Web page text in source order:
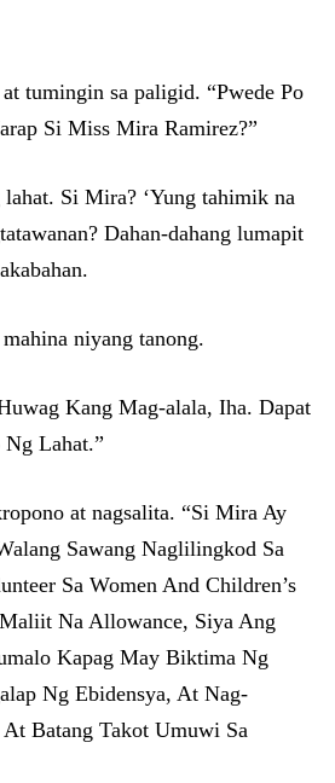
tumingin sa paligid. “Pwede Po
Si Miss Mira Ramirez?”
Si Mira? ‘Yung tahimik na
Dahan-dahang lumapit
niyang tanong.
Kang Mag-alala, Iha. Dapat
Lahat.”
at nagsalita. “Si Mira Ay
Sawang Naglilingkod Sa
Sa Women And Children’s
Na Allowance, Siya Ang
Kapag May Biktima Ng
Ng Ebidensya, At Nag-
At Batang Takot Umuwi Sa